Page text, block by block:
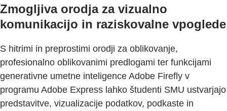
Zmogljiva orodja za vizualno
komunikacijo in raziskovalne vpoglede
S hitrimi in preprostimi orodji za oblikovanje,
profesionalno oblikovanimi predlogami ter funkcijami
generativne umetne inteligence Adobe Firefly v
programu Adobe Express lahko študenti SMU ustvarjajo
predstavitve, vizualizacije podatkov, podkaste in